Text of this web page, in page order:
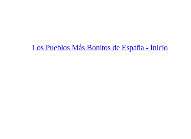
Los Pueblos Más Bonitos de España - Inicio